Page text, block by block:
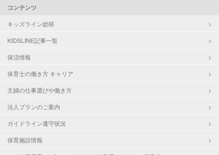
コンテンツ
キッズライン総研
KIDSLINE記事一覧
保活情報
保育士の働き方 キャリア
主婦の仕事選びや働き方
法人プランのご案内
ガイドライン遵守状況
保育施設情報